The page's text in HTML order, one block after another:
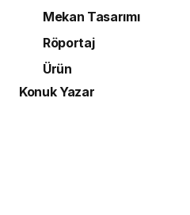
Mekan Tasarımı
Röportaj
Ürün
Konuk Yazar